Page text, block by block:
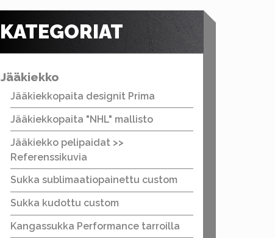
KATEGORIAT
Jääkiekko
Jääkiekkopaita designit Prima
Jääkiekkopaita "NHL" mallisto
Jääkiekko pelipaidat >>
Referenssikuvia
Sukka sublimaatiopainettu custom
Sukka kudottu custom
Kangassukka Performance tarroilla